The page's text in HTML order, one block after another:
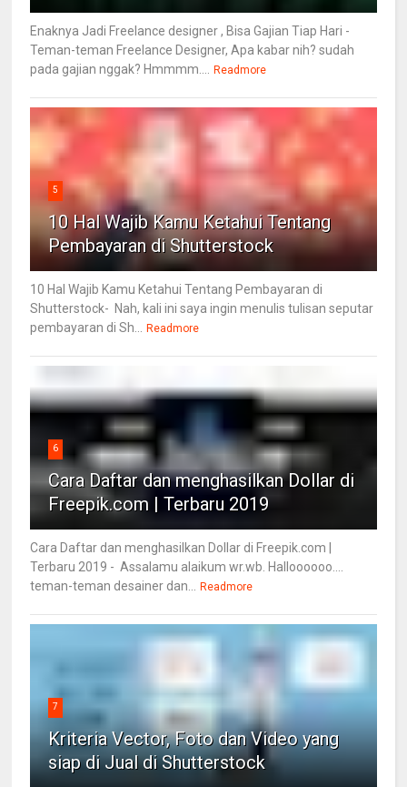
Enaknya Jadi Freelance designer , Bisa Gajian Tiap Hari -
Teman-teman Freelance Designer, Apa kabar nih? sudah
pada gajian nggak? Hmmmm.... Readmore
5
10 Hal Wajib Kamu Ketahui Tentang
Pembayaran di Shutterstock
10 Hal Wajib Kamu Ketahui Tentang Pembayaran di
Shutterstock- Nah, kali ini saya ingin menulis tulisan seputar
pembayaran di Sh... Readmore
6
Cara Daftar dan menghasilkan Dollar di
Freepik.com | Terbaru 2019
Cara Daftar dan menghasilkan Dollar di Freepik.com |
Terbaru 2019 - Assalamu alaikum wr.wb. Halloooooo....
teman-teman desainer dan... Readmore
7
Kriteria Vector, Foto dan Video yang
siap di Jual di Shutterstock